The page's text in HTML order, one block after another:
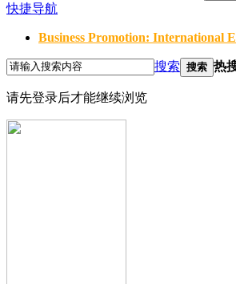
快捷导航
Business Promotion: International
搜索 搜索 热
请先登录后才能继续浏览